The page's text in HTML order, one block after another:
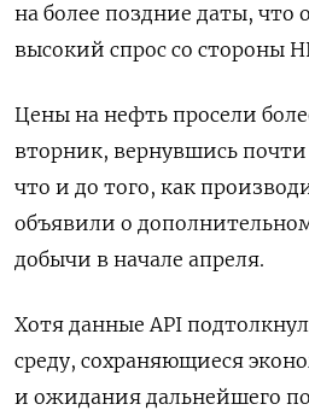
на более поздние даты, что
высокий спрос со стороны
Цены на нефть просели
вторник, вернувшись
что и до того, как
объявили о
добычи в начале апреля.
Хотя данные API
среду, сохраняющиеся
и ожидания дальнейшего